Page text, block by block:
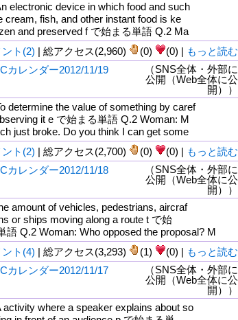
electronic device in which food and such
cream, fish, and other instant food is ke
and preserved f で始まる単語 Q.2 Ma
ント(2) | 総アクセス(2,960) (0) (0) | もっと読む
カレンダー2012/11/19
（SNS全体・外部に
公開（Web全体に公
開））
determine the value of something by caref
it e で始まる単語 Q.2 Woman: M
just broke. Do you think I can get some
ント(2) | 総アクセス(2,700) (0) (0) | もっと読む
カレンダー2012/11/18
（SNS全体・外部に
公開（Web全体に公
開））
amount of vehicles, pedestrians, aircraf
or ships moving along a route t で始
語 Q.2 Woman: Who opposed the proposal? M
ント(4) | 総アクセス(3,293) (1) (0) | もっと読む
カレンダー2012/11/17
（SNS全体・外部に
公開（Web全体に公
開））
activity where a speaker explains about so